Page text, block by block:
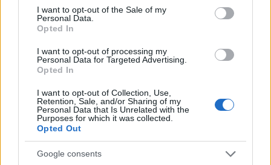
consent section.
I want to opt-out of the Sale of my
Personal Data.
Opted In
I want to opt-out of processing my
Personal Data for Targeted Advertising.
Opted In
I want to opt-out of Collection, Use,
Retention, Sale, and/or Sharing of my
Personal Data that Is Unrelated with the
Purposes for which it was collected.
Opted Out
Google consents
Continua a leggere